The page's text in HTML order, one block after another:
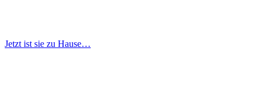
Jetzt ist sie zu Hause…